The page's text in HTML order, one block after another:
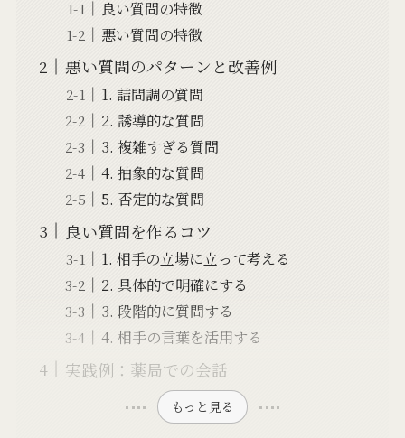
良い質問の特徴
悪い質問の特徴
悪い質問のパターンと改善例
1. 詰問調の質問
2. 誘導的な質問
3. 複雑すぎる質問
4. 抽象的な質問
5. 否定的な質問
良い質問を作るコツ
1. 相手の立場に立って考える
2. 具体的で明確にする
3. 段階的に質問する
4. 相手の言葉を活用する
実践例：薬局での会話
もっと見る